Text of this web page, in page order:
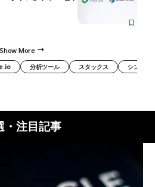
Show More
分析ツール スタックス シンボル
・注目記事